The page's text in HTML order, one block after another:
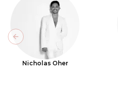
Nicholas Oher
Previous slide